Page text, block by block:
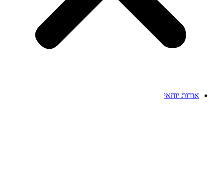
אודות יוחאי